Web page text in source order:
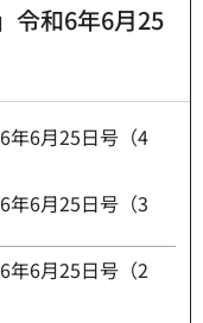
令和6年6月25
年6月25日号（4
年6月25日号（3
年6月25日号（2